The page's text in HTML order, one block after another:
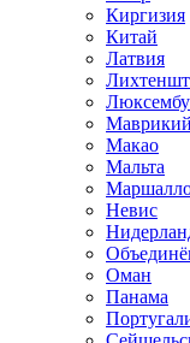
Киргизия
Китай
Латвия
Макао
Мальта
Нeвис
Оман
Панама